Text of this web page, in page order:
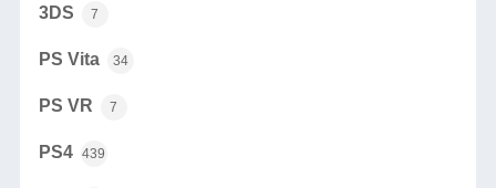
3DS 7
PS Vita 34
PS VR 7
PS4 439